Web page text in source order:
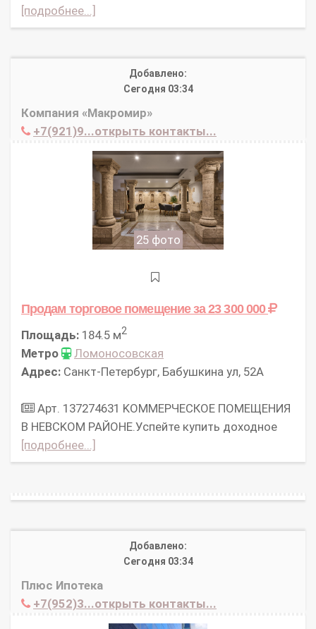
[подробнее...]
Добавлено:
Сегодня 03:34
Компания «Макромир»
+7(921)9...открыть контакты...
25 фото
Продам торговое помещениеза 23 300 000
Площадь: 184.5 м2
Метро
Ломоносовская
Адрес: Санкт-Петербург, Бабушкина ул, 52А
Арт. 137274631 KOMMЕPЧЕСКОЕ ПОMЕЩEНИЯ
B HEВCKOM PAЙOHE.Успейте купить доходное
[подробнее...]
Добавлено:
Сегодня 03:34
Плюс Ипотека
+7(952)3...открыть контакты...